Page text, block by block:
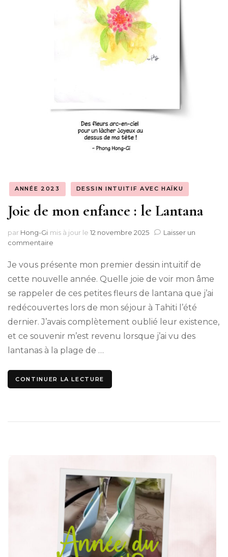
ANNÉE 2023 DESSIN INTUITIF AVEC HAÏKU
Joie de mon enfance : le Lantana
par Hong-Gi mis à jour le 12 novembre 2025
Laisser un
commentaire
de
enfance
le
Lantana
Je vous présente mon premier dessin intuitif de
cette nouvelle année. Quelle joie de voir mon âme
se rappeler de ces petites fleurs de lantana que j’ai
redécouvertes lors de mon séjour à Tahiti l’été
dernier. J’avais complètement oublié leur existence,
et ce souvenir m’est revenu lorsque j’ai vu des
lantanas à la plage de …
CONTINUER LA LECTURE